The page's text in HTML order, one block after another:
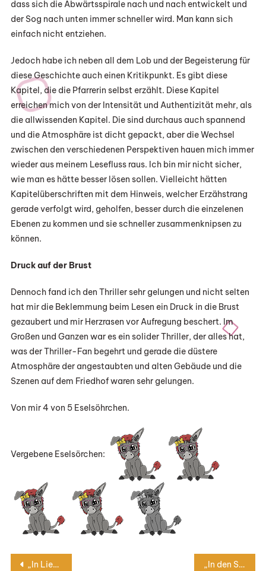
dass sich die Abwärtsspirale nach und nach entwickelt und
der Sog nach unten immer schneller wird. Man kann sich
einfach nicht entziehen.
Jedoch habe ich neben all dem Lob und der Begeisterung für
diese Geschichte auch einen Kritikpunkt. Es gibt diese
Kapitel, die die Pfarrerin selbst erzählt. Diese Kapitel
erreichen mich von der Intensität und Authentizität mehr, als
die allwissenden Kapitel. Die sind durchaus auch spannend
und die Atmosphäre ist dicht gepackt, aber die Wechsel
zwischen den verschiedenen Perspektiven hauen mich immer
wieder aus meinem Lesefluss raus. Ich bin mir nicht sicher,
wie man es hätte besser lösen sollen. Vielleicht hätten
Kapitelüberschriften mit dem Hinweis, welcher Erzähstrang
gerade verfolgt wird, geholfen, besser durch die einzelenen
Ebenen zu kommen und sie schneller zusammenknipsen zu
können.
Druck auf der Brust
Dennoch fand ich den Thriller sehr gelungen und nicht selten
hat mir die Beklemmung beim Lesen ein Druck in die Brust
gezaubert und mir Herzrasen vor Aufregung beschert. Im
Großen und Ganzen war es ein solider Thriller, der alles hat,
was der Thriller-Fan begehrt und gerade die düstere
Atmosphäre der angestaubten und alten Gebäude und die
Szenen auf dem Friedhof waren sehr gelungen.
Von mir 4 von 5 Eselsöhrchen.
Vergebene Eselsörchen:
Beitragsnavigation
„In Liebe, deine Lina“ von Barbara Leciejewski „In den Stunden einer Nacht“ von Frederico Axat